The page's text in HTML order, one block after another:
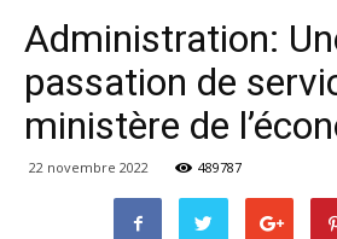
Administration:
passation de
ministère de
22 novembre 2022 489787